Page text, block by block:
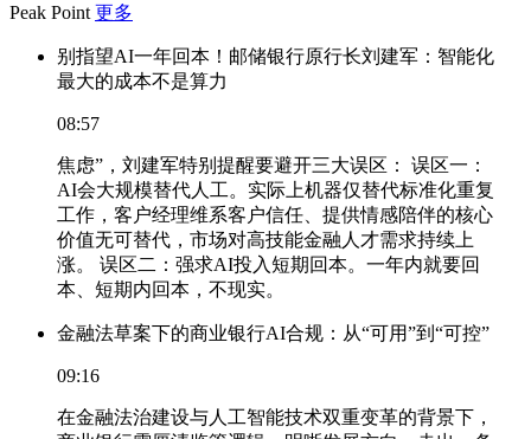
Peak Point 更多
别指望AI一年回本！邮储银行原行长刘建军：智能化
最大的成本不是算力
08:57
焦虑”，刘建军特别提醒要避开三大误区： 误区一：
AI会大规模替代人工。实际上机器仅替代标准化重复
工作，客户经理维系客户信任、提供情感陪伴的核心
价值无可替代，市场对高技能金融人才需求持续上
涨。 误区二：强求AI投入短期回本。一年内就要回
本、短期内回本，不现实。
金融法草案下的商业银行AI合规：从“可用”到“可控”
09:16
在金融法治建设与人工智能技术双重变革的背景下，